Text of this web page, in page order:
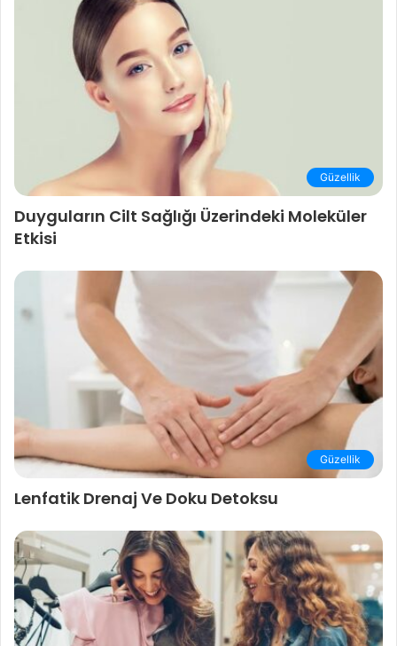
Güzellik
Duyguların Cilt Sağlığı Üzerindeki Moleküler
Etkisi
Güzellik
Lenfatik Drenaj Ve Doku Detoksu